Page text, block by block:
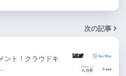
次の記事
ント！クラウドキ